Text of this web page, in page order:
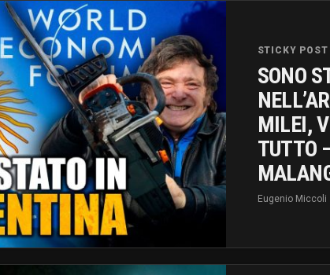
STICKY POST
SONO
MILEI,
TUTTO
Eugenio Miccoli